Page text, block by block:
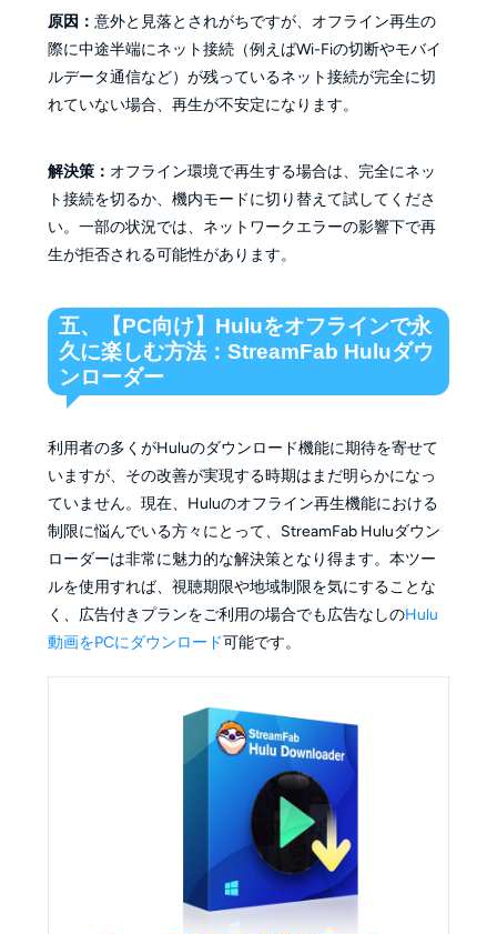
原因： 意外と見落とされがちですが、オフライン再生の
際に中途半端にネット接続（例えばWi-Fiの切断やモバイ
ルデータ通信など）が残っているネット接続が完全に切
れていない場合、再生が不安定になります。
解決策： オフライン環境で再生する場合は、完全にネッ
ト接続を切るか、機内モードに切り替えて試してくださ
い。一部の状況では、ネットワークエラーの影響下で再
生が拒否される可能性があります。
五、【PC向け】Huluをオフラインで永
久に楽しむ方法：StreamFab Huluダウ
ンローダー
利用者の多くがHuluのダウンロード機能に期待を寄せて
いますが、その改善が実現する時期はまだ明らかになっ
ていません。現在、Huluのオフライン再生機能における
制限に悩んでいる方々にとって、StreamFab Huluダウン
ローダーは非常に魅力的な解決策となり得ます。本ツー
ルを使用すれば、視聴期限や地域制限を気にすることな
く、広告付きプランをご利用の場合でも広告なしのHulu
動画をPCにダウンロード可能です。